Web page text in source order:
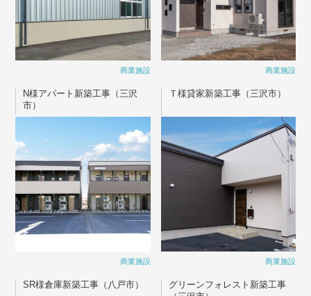
商業施設 商業施設
N様アパート新築工事（三沢
市）
商業施設
Ｔ様貸家新築工事（三沢市）
商業施設
SR様倉庫新築工事（八戸市）
グリーンフォレスト新築工事